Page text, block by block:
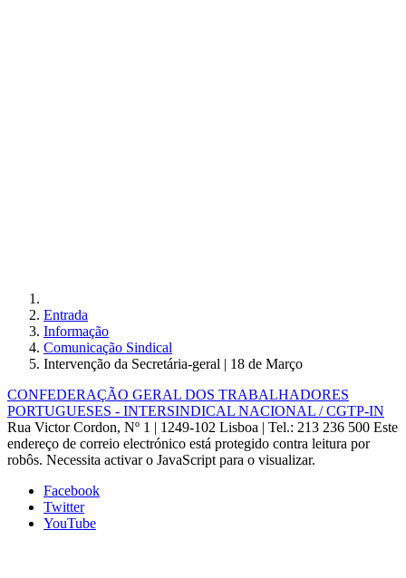
Entrada
Informação
Comunicação Sindical
Intervenção da Secretária-geral | 18 de Março
CONFEDERAÇÃO GERAL DOS TRABALHADORES
PORTUGUESES - INTERSINDICAL NACIONAL / CGTP-IN
Rua Victor Cordon, Nº 1 | 1249-102 Lisboa | Tel.: 213 236 500 Este
endereço de correio electrónico está protegido contra leitura por
robôs. Necessita activar o JavaScript para o visualizar.
Facebook
Twitter
YouTube